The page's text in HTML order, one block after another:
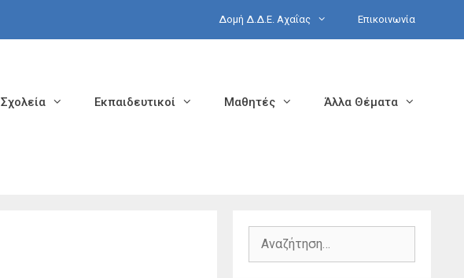
Δομή Δ.Δ.Ε. Αχαΐας Επικοινωνία
Σχολεία Εκπαιδευτικοί Μαθητές Άλλα Θέματα
Αναζήτηση